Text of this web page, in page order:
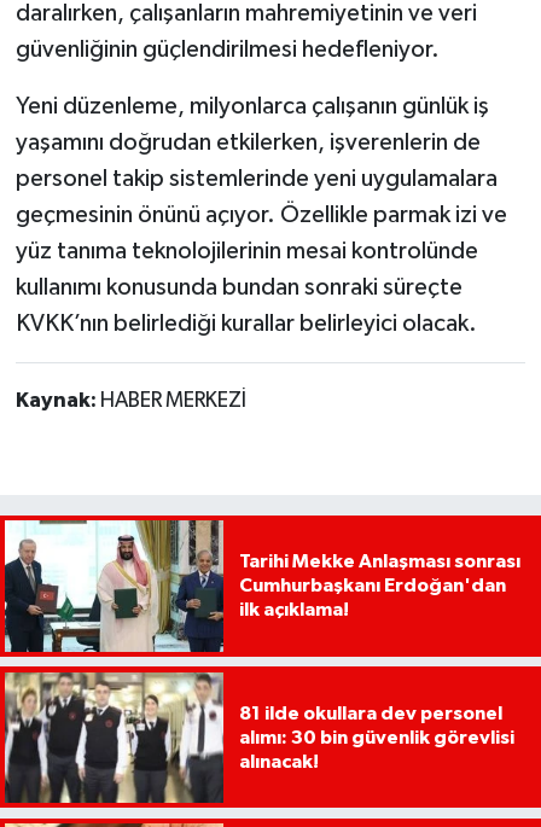
daralırken, çalışanların mahremiyetinin ve veri
güvenliğinin güçlendirilmesi hedefleniyor.
Yeni düzenleme, milyonlarca çalışanın günlük iş
yaşamını doğrudan etkilerken, işverenlerin de
personel takip sistemlerinde yeni uygulamalara
geçmesinin önünü açıyor. Özellikle parmak izi ve
yüz tanıma teknolojilerinin mesai kontrolünde
kullanımı konusunda bundan sonraki süreçte
KVKK’nın belirlediği kurallar belirleyici olacak.
Kaynak: HABER MERKEZİ
Tarihi Mekke Anlaşması sonrası
Cumhurbaşkanı Erdoğan'dan
ilk açıklama!
81 ilde okullara dev personel
alımı: 30 bin güvenlik görevlisi
alınacak!